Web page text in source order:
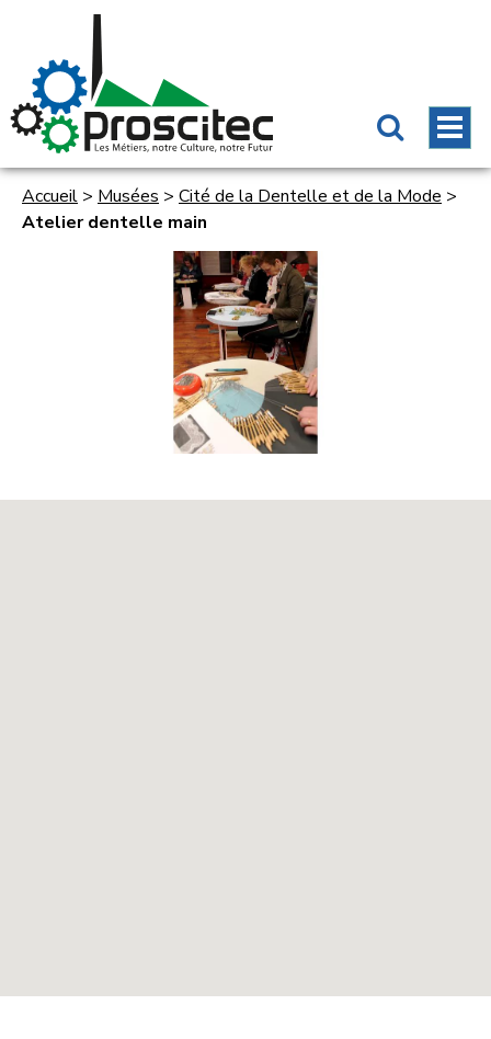
Accueil > Musées > Cité de la Dentelle et de la Mode >
Atelier dentelle main